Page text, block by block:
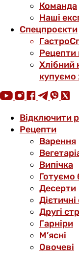
Команда
Наші
Спецпроєкти
Рецепти
Хлібний
купуємо
Відключити
Рецепти
Варення
Випічка
Готуємо
Десерти
Другі
Гарніри
М’ясні
Овочеві